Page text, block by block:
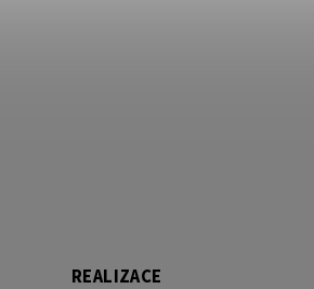
REALIZACE